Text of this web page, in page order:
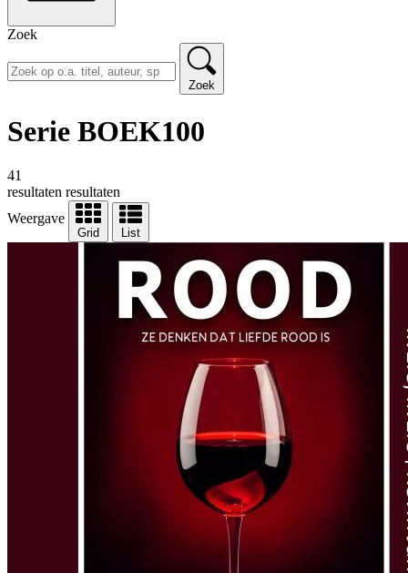
Zoek
Zoek
Serie BOEK100
41
resultaten resultaten
Weergave
Grid List